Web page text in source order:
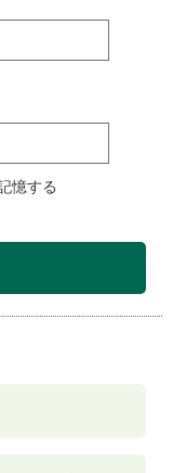
憶する